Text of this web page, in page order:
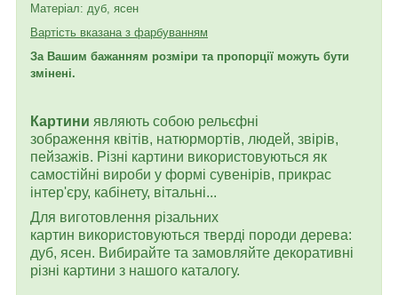
Матеріал: дуб, ясен
Вартість вказана з фарбуванням
За Вашим бажанням розміри та пропорції можуть бути
змінені.
Картини являють собою рельєфні
зображення квітів, натюрмортів, людей, звірів,
пейзажів. Різні картини використовуються як
самостійні вироби у формі сувенірів, прикрас
інтер'єру, кабінету, вітальні...
Для виготовлення різальних
картин використовуються тверді породи дерева:
дуб, ясен. Вибирайте та замовляйте декоративні
різні картини з нашого каталогу.